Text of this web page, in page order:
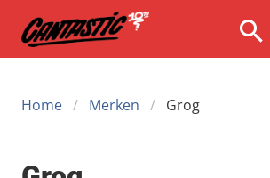
Home Merken Grog